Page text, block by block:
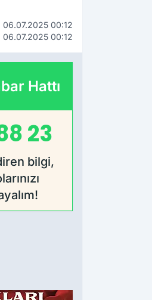
06.07.2025 00:12
06.07.2025 00:12
Hattı
23
bilgi,